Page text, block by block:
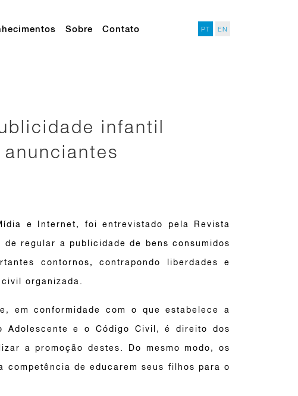
Sobre Contato PT EN
infantil
e Internet, foi entrevistado pela Revista
regular a publicidade de bens consumidos
contornos, contrapondo liberdades e
organizada.
em conformidade com o que estabelece a
Adolescente e o Código Civil, é direito dos
a promoção destes. Do mesmo modo, os
competência de educarem seus filhos para o